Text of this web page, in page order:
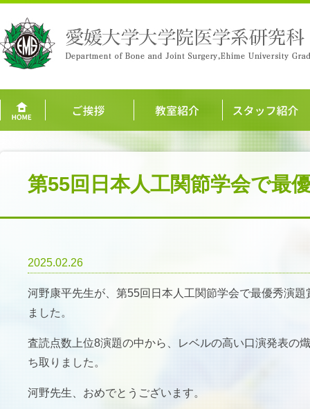
第55回日本人工関節学会で最
2025.02.26
河野康平先生が、第55回日本人工関節学会で最優秀演題
ました。
査読点数上位8演題の中から、レベルの高い口演発表の
ち取りました。
河野先生、おめでとうございます。